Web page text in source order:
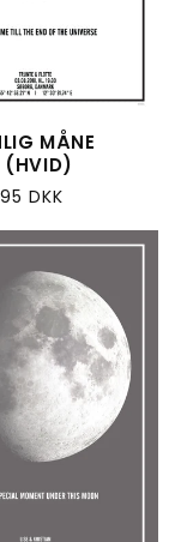
MÅNE
(HVID)
DKK